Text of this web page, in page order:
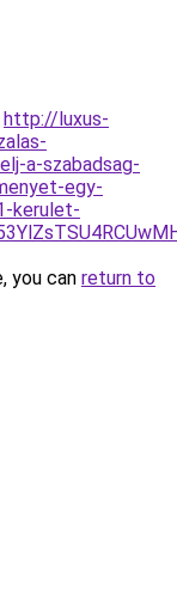
http://luxus-
a-szabadsag-
egy-
kerulet-
you can return to